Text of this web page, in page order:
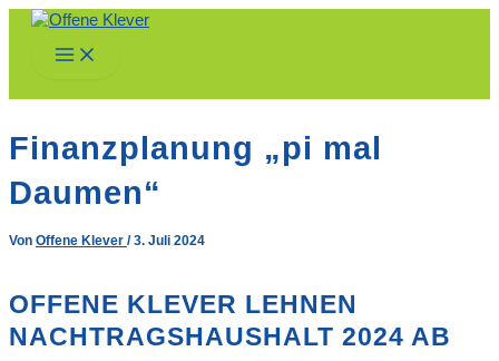
Zum
springen
Main
Menu
Finanzplanung „pi mal
Daumen“
Von Offene Klever /3. Juli 2024
OFFENE KLEVER LEHNEN
NACHTRAGSHAUSHALT 2024 AB